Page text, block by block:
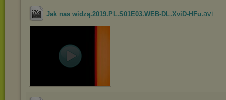
Jak nas widzą.2019.PL.S01E03.WEB-DL.XviD-HFu.avi